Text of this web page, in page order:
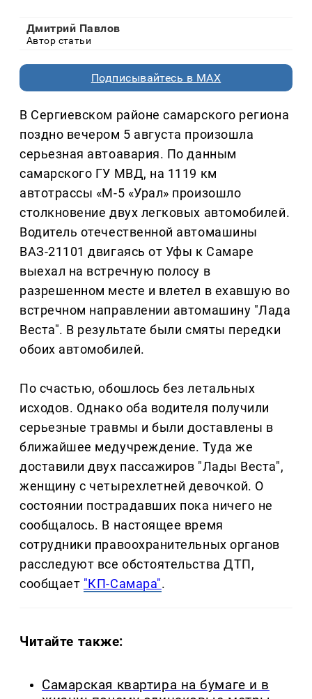
Дмитрий Павлов
Автор статьи
Подписывайтесь в MAX
В Сергиевском районе самарского региона
поздно вечером 5 августа произошла
серьезная автоавария. По данным
самарского ГУ МВД, на 1119 км
автотрассы «М-5 «Урал» произошло
столкновение двух легковых автомобилей.
Водитель отечественной автомашины
ВАЗ-21101 двигаясь от Уфы к Самаре
выехал на встречную полосу в
разрешенном месте и влетел в ехавшую во
встречном направлении автомашину "Лада
Веста". В результате были смяты передки
обоих автомобилей.
По счастью, обошлось без летальных
исходов. Однако оба водителя получили
серьезные травмы и были доставлены в
ближайшее медучреждение. Туда же
доставили двух пассажиров "Лады Веста",
женщину с четырехлетней девочкой. О
состоянии пострадавших пока ничего не
сообщалось. В настоящее время
сотрудники правоохранительных органов
расследуют все обстоятельства ДТП,
сообщает "КП-Самара".
Читайте также:
Самарская квартира на бумаге и в